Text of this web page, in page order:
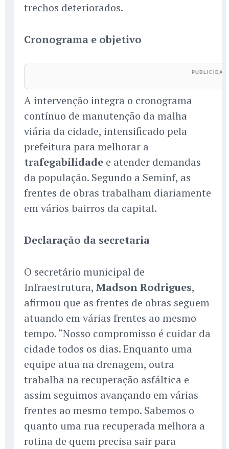
trechos deteriorados.
Cronograma e objetivo
A intervenção integra o cronograma
contínuo de manutenção da malha
viária da cidade, intensificado pela
prefeitura para melhorar a
trafegabilidade e atender demandas
da população. Segundo a Seminf, as
frentes de obras trabalham diariamente
em vários bairros da capital.
Declaração da secretaria
O secretário municipal de
Infraestrutura, Madson Rodrigues,
afirmou que as frentes de obras seguem
atuando em várias frentes ao mesmo
tempo. “Nosso compromisso é cuidar da
cidade todos os dias. Enquanto uma
equipe atua na drenagem, outra
trabalha na recuperação asfáltica e
assim seguimos avançando em várias
frentes ao mesmo tempo. Sabemos o
quanto uma rua recuperada melhora a
rotina de quem precisa sair para